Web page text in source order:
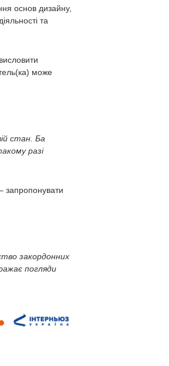
основ дизайну,
та
може
стан. Ба
разі
запропонувати
закордонних
погляди